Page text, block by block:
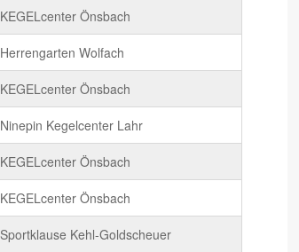
KEGELcenter Önsbach
Herrengarten Wolfach
KEGELcenter Önsbach
Ninepin Kegelcenter Lahr
KEGELcenter Önsbach
KEGELcenter Önsbach
Sportklause Kehl-Goldscheuer